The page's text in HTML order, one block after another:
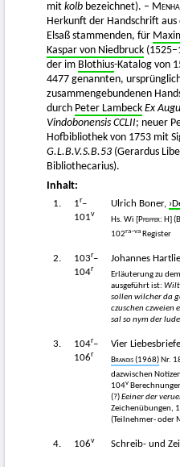
mit kolb bezeichnet). –
Herkunft der Handschrift
Elsaß stammenden, für
Kaspar von Niedbruck
der im Blothius-Katalog von
4477 genannten,
zusammengebundenen
durch Peter Lambeck Ex
Vindobonensis CCLII; neuer
Hofbibliothek von 1753 mit
G.L.B.V.S.B.53 (Gerardus
Bibliothecarius).
Inhalt:
1. 1r–
101v
Ulrich Boner,
Hs. Wi [Pfeiffer: H]
102ra–va Register
2. 103r–
104r
Johannes
Erläuterung zu
ausgeführt ist:
sollen wilcher da
czuschen czweien
sal so nym der
3. 104r–
106r
Vier Liebesbriefe
Brandis(1968) Nr.
dazwischen
104v
(?)Eeiner der
Zeichenübungen,
(Teilnehmer- oder
4. 106v Schreib- und